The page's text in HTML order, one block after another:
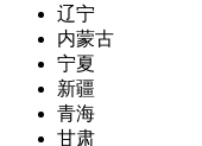
辽宁
内蒙古
宁夏
新疆
青海
甘肃